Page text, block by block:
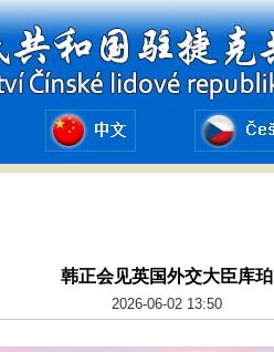
韩正会见英国外交大臣库珀
2026-06-02 13:50